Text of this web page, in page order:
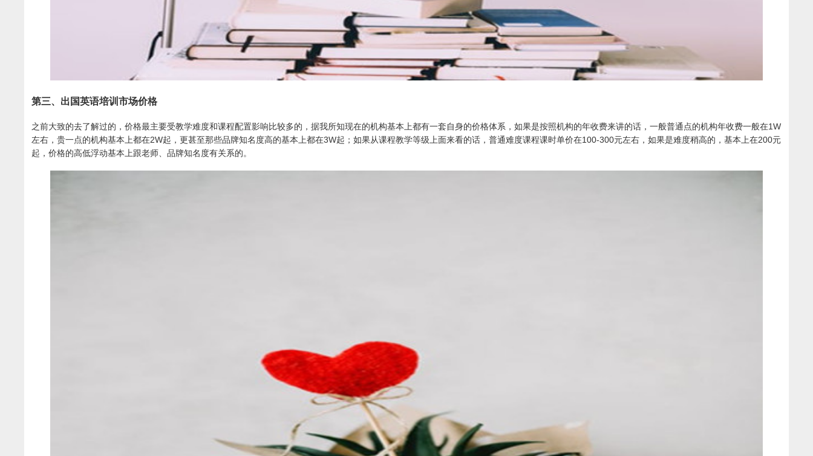
第三、出国英语培训市场价格
之前大致的去了解过的，价格最主要受教学难度和课程配置影响比较多的，据我所知现在的机构基本上都有一套自身的价格体系，如果是按照机构的年收费来讲的话，一般普通点的机构年收费一般在1W
左右，贵一点的机构基本上都在2W起，更甚至那些品牌知名度高的基本上都在3W起；如果从课程教学等级上面来看的话，普通难度课程课时单价在100-300元左右，如果是难度稍高的，基本上在200元
起，价格的高低浮动基本上跟老师、品牌知名度有关系的。